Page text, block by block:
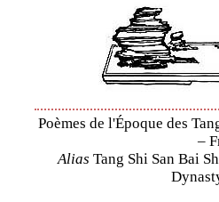
Poèmes de l'Époque des
–
Alias Tang Shi San Bai